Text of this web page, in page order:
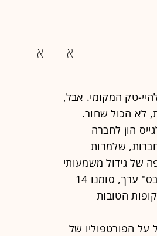
טק המקומי. אבל,
לא הכול שחור.
הון לחברה
שלמרות
של גידול משמעותי
בצבר ההזמנות למוצרים ואפילו ברמת ההכנסות. בבדיקה ש"גלובס" ערך, סומנו 14
של 2008 ותחילת 2009 היו התקופות הטובות
על הפורטפוליו של